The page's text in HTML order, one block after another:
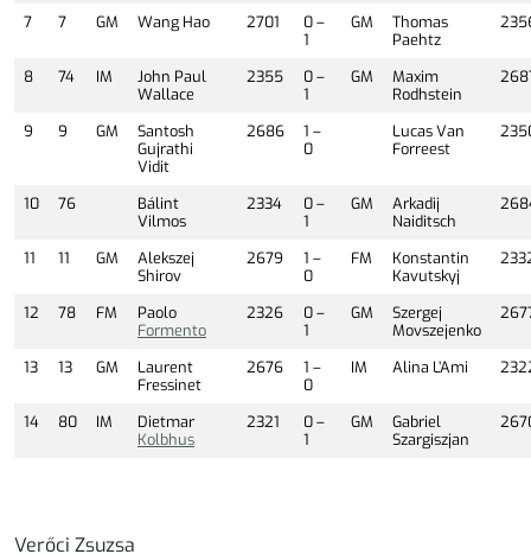
7 7 GM Wang Hao 2701
0 –
1
GM
Thomas
Paehtz
8 74 IM
John Paul
Wallace
2355
0 –
1
GM
Maxim
Rodhstein
9 9 GM
Santosh
Gujrathi
Vidit
2686
1 –
0
Lucas Van
Forreest
10 76
Bálint
Vilmos
2334
0 –
1
GM
Arkadij
Naiditsch
11 11 GM
Alekszej
Shirov
2679
1 –
0
FM
Konstantin
Kavutskyj
12 78 FM
Paolo
Formento
2326
0 –
1
GM
Szergej
Movszejenko
13 13 GM
Laurent
Fressinet
2676
1 –
0
IM Alina L’Ami
14 80 IM
Dietmar
Kolbhus
2321
0 –
1
GM
Gabriel
Szargiszjan
Verőci Zsuzsa